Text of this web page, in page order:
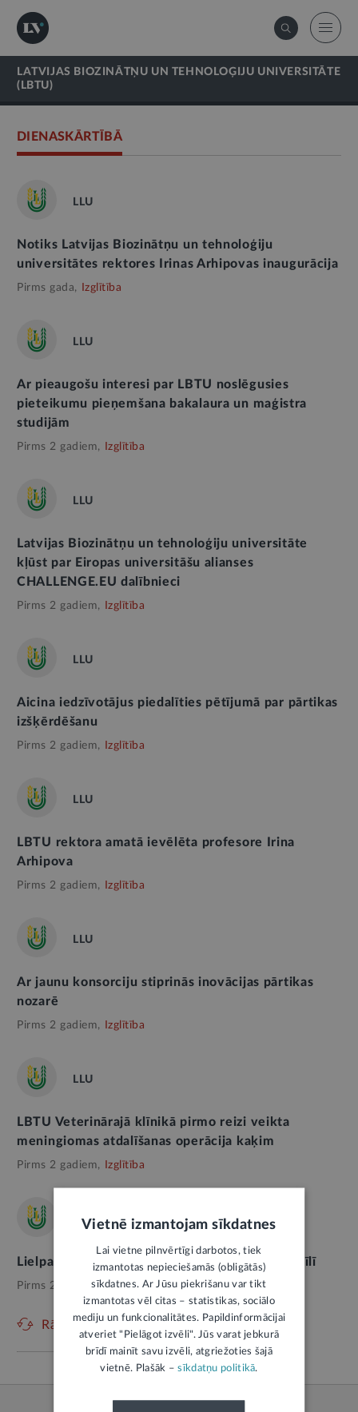
LATVIJAS BIOZINĀTŅU UN TEHNOLOĢIJU UNIVERSITĀTE
(LBTU)
DIENASKĀRTĪBĀ
LLU
Notiks Latvijas Biozinātņu un tehnoloģiju
universitātes rektores Irinas Arhipovas inaugurācija
Pirms gada, Izglītība
LLU
Ar pieaugošu interesi par LBTU noslēgusies
pieteikumu pieņemšana bakalaura un maģistra
studijām
Pirms 2 gadiem, Izglītība
LLU
Latvijas Biozinātņu un tehnoloģiju universitāte
kļūst par Eiropas universitāšu alianses
CHALLENGE.EU dalībnieci
Pirms 2 gadiem, Izglītība
LLU
Aicina iedzīvotājus piedalīties pētījumā par pārtikas
izšķērdēšanu
Pirms 2 gadiem, Izglītība
LLU
LBTU rektora amatā ievēlēta profesore Irina
Arhipova
Pirms 2 gadiem, Izglītība
LLU
Ar jaunu konsorciju stiprinās inovācijas pārtikas
nozarē
Pirms 2 gadiem, Izglītība
LLU
LBTU Veterinārajā klīnikā pirmo reizi veikta
meningiomas atdalīšanas operācija kaķim
Pirms 2 gadiem, Izglītība
LLU
Lielpasākums “Mežs ienāk Jelgavā” jau 26. aprīlī
Pirms 2 gadiem, Izglītība
Rādīt vēl
Vietnē izmantojam sīkdatnes
Lai vietne pilnvērtīgi darbotos, tiek
izmantotas nepieciešamās (obligātās)
sīkdatnes. Ar Jūsu piekrišanu var tikt
izmantotas vēl citas – statistikas, sociālo
mediju un funkcionalitātes. Papildinformācijai
atveriet "Pielāgot izvēli". Jūs varat jebkurā
brīdī mainīt savu izvēli, atgriežoties šajā
vietnē. Plašāk –sīkdatņu politikā.